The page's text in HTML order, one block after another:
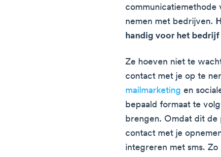
communicatiemethode
nemen met bedrijven.
handig voor het
Ze hoeven niet te
contact met je op te
mailmarketing en
bepaald formaat te
brengen. Omdat dit de
contact met je
integreren met sms.